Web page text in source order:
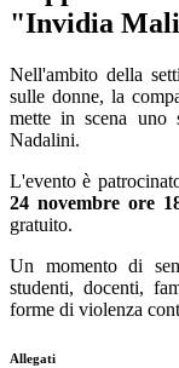
"Invidia
Nell'ambito della
sulle donne, la
mette in scena uno
Nadalini.
L'evento è
24 novembre ore
gratuito.
Un momento di
studenti, docenti,
forme di violenza
Allegati